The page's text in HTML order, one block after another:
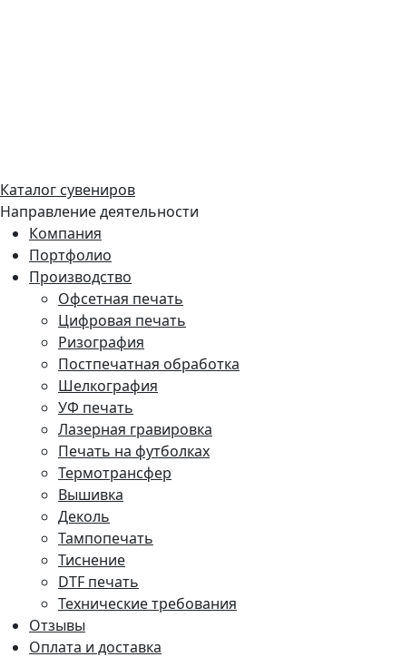
Каталог сувениров
Направление деятельности
Компания
Портфолио
Производство
Офсетная печать
Цифровая печать
Ризография
Постпечатная обработка
Шелкография
УФ печать
Лазерная гравировка
Печать на футболках
Термотрансфер
Вышивка
Деколь
Тампопечать
Тиснение
DTF печать
Технические требования
Отзывы
Оплата и доставка